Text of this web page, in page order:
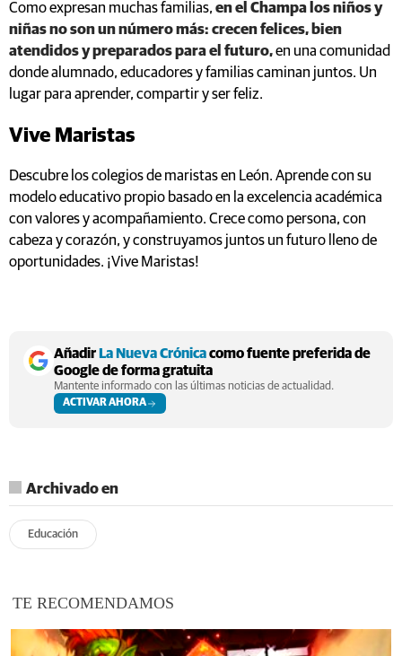
Como expresan muchas familias, en el Champa los niños y
niñas no son un número más: crecen felices, bien
atendidos y preparados para el futuro,en una comunidad
donde alumnado, educadores y familias caminan juntos. Un
lugar para aprender, compartir y ser feliz.
Vive Maristas
Descubre los colegios de maristas en León. Aprende con su
modelo educativo propio basado en la excelencia académica
con valores y acompañamiento. Crece como persona, con
cabeza y corazón, y construyamos juntos un futuro lleno de
oportunidades. ¡Vive Maristas!
Añadir La Nueva Crónicacomo fuente preferida de
Google de forma gratuita
Mantente informado con las últimas noticias de actualidad.
ACTIVAR AHORA
Archivado en
Educación
TE RECOMENDAMOS